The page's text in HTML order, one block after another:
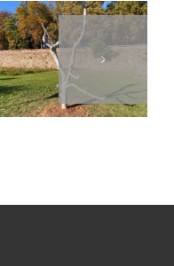
Sans faire de
vagues… (2021)